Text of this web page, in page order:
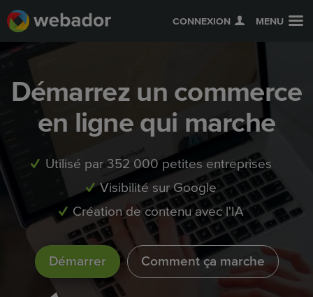
CONNEXION MENU
Démarrez un commerce
en ligne qui marche
Utilisé par 352 000 petites entreprises
Visibilité sur Google
Création de contenu avec l'IA
Démarrer Comment ça marche